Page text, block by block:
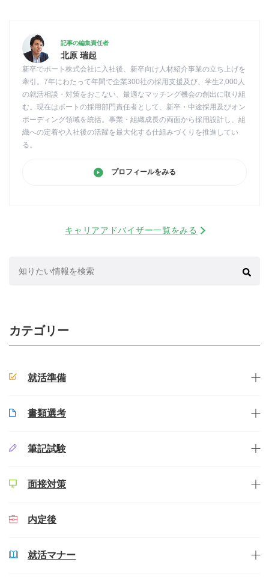
記事の編集責任者
北原 瑞起
新卒でポート株式会社に入社後、新卒向け人材紹介事業の立ち上げを
牽引。7年にわたって年間で企業300社の採用支援及び、学生2,000人
の就活相談・対策をおこない、最適なマッチング機会の創出に取り組
む。現在はポートの採用部門責任者として、新卒・中途採用及びオン
ボーディング領域を統括。事業・組織成長の両面から採用設計し、組
織への定着や入社後の活躍を最大化する仕組みづくりを推進してい
る。
プロフィールをみる
キャリアアドバイザー一覧をみる
カテゴリー
就活準備
書類選考
筆記試験
面接対策
内定後
就活マナー